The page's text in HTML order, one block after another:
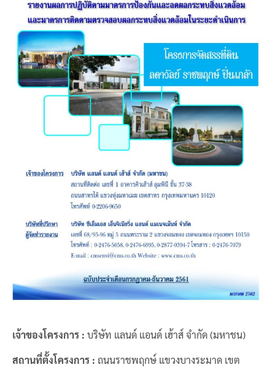
เจ้าของโครงการ : บริษัท แลนด์ แอนด์ เฮ้าส์ จำกัด (มหาชน)
สถานที่ตั้งโครงการ : ถนนราชพฤกษ์ แขวงบางระมาด เขต